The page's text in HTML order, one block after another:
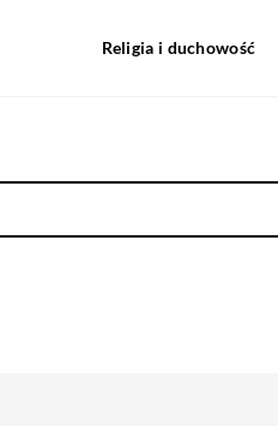
Religia i duchowość